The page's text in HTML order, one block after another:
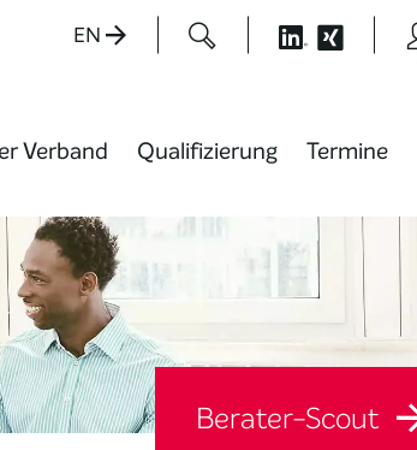
EN
Verband Qualifizierung Termine
Berater-Scout